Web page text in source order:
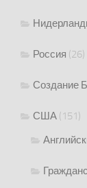
Россия (26)
Создание
США (151)